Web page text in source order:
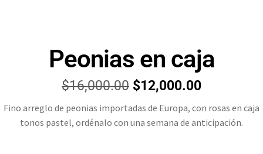
Peonias en caja
$16,000.00 $12,000.00
Fino arreglo de peonias importadas de Europa, con rosas en caja
tonos pastel, ordénalo con una semana de anticipación.